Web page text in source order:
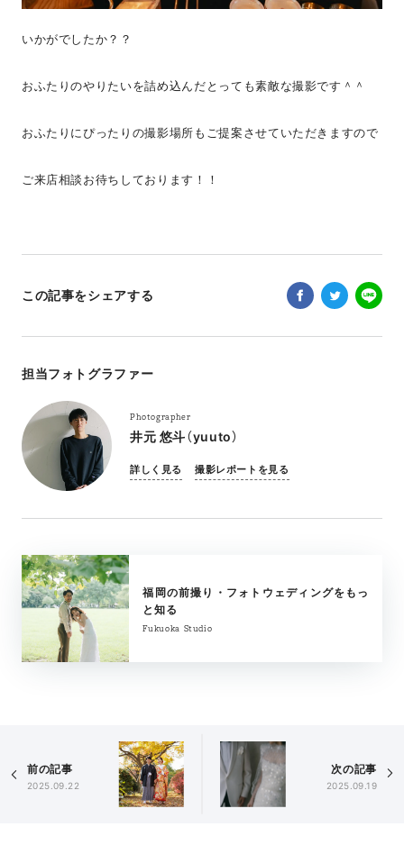
いかがでしたか？？
おふたりのやりたいを詰め込んだとっても素敵な撮影です＾＾
おふたりにぴったりの撮影場所もご提案させていただきますので
ご来店相談お待ちしております！！
この記事をシェアする
担当フォトグラファー
Photographer
井元 悠斗（yuuto）
詳しく見る 撮影レポートを見る
福岡の前撮り・フォトウェディングをもっ
と知る
Fukuoka Studio
前の記事
2025.09.22
次の記事
2025.09.19